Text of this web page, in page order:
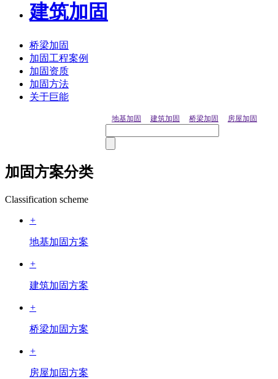
建筑加固
桥梁加固
加固工程案例
加固资质
加固方法
关于巨能
地基加固 建筑加固 桥梁加固 房屋加固
加固方案分类
Classification scheme
+
地基加固方案
+
建筑加固方案
+
桥梁加固方案
+
房屋加固方案